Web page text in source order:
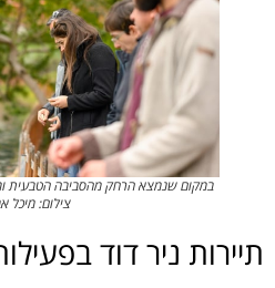
במקום שנמצא הרחק מהסביבה הטבעית
צילום: מיכל
תיירות ניר דוד